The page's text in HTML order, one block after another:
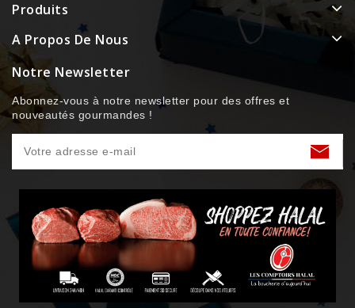
Produits
A Propos De Nous
Notre Newsletter
Abonnez-vous à notre newsletter pour des offres et
nouveautés gourmandes !